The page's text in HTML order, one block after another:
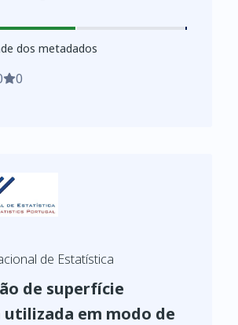
dos metadados
0
de Estatística
de superfície
utilizada em modo de